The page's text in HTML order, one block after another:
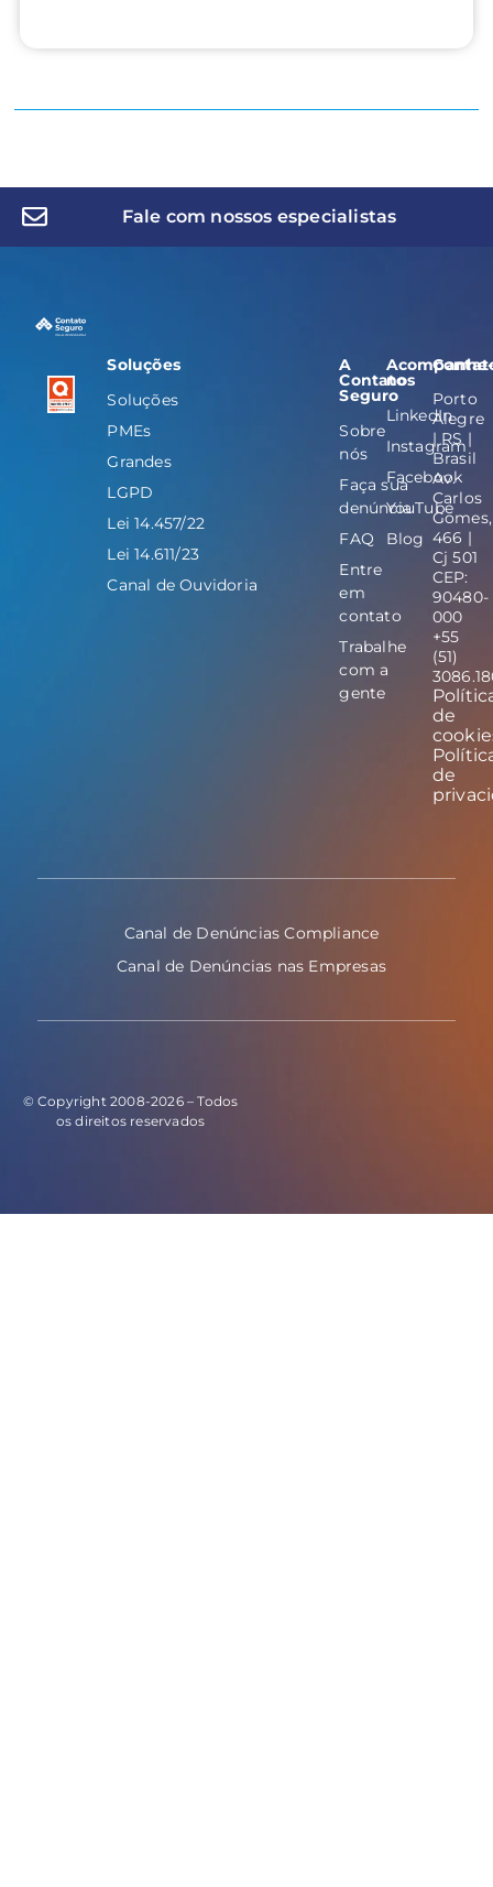
Fale com nossos especialistas
Soluções
Soluções
PMEs
Grandes
LGPD
Lei 14.457/22
Lei 14.611/23
Canal de Ouvidoria
A
Contato
Seguro
Sobre
nós
Faça sua
denúncia
FAQ
Entre
em
contato
Trabalhe
com a
gente
Acompanhe-
nos
LinkedIn
Instagram
Facebook
YouTube
Blog
Porto
Alegre
| RS |
Brasil
Av.
Carlos
Gomes,
466 |
Cj 501
CEP:
90480-
000
+55
(51)
de
de
Canal de Denúncias Compliance
Canal de Denúncias nas Empresas
© Copyright 2008-2026 – Todos
os direitos reservados